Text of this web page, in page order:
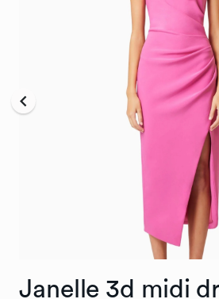
Janelle 3d midi